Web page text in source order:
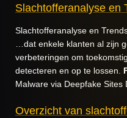
Slachtofferanalyse en
Slachtofferanalyse en
…dat enkele klanten al zijn
verbeteringen om
detecteren en op te lossen.
Malware via Deepfake Sites
Overzicht van